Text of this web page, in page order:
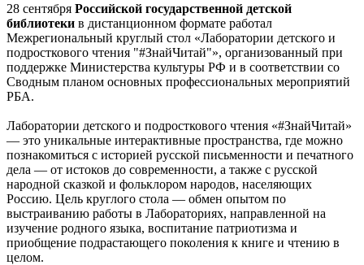
28 сентября Российской государственной детской
библиотеки в дистанционном формате работал
Межрегиональный круглый стол «Лаборатории детского и
подросткового чтения "#ЗнайЧитай"», организованный при
поддержке Министерства культуры РФ и в соответствии со
Сводным планом основных профессиональных мероприятий
РБА.
Лаборатории детского и подросткового чтения «#ЗнайЧитай»
— это уникальные интерактивные пространства, где можно
познакомиться с историей русской письменности и печатного
дела — от истоков до современности, а также с русской
народной сказкой и фольклором народов, населяющих
Россию. Цель круглого стола — обмен опытом по
выстраиванию работы в Лабораториях, направленной на
изучение родного языка, воспитание патриотизма и
приобщение подрастающего поколения к книге и чтению в
целом.